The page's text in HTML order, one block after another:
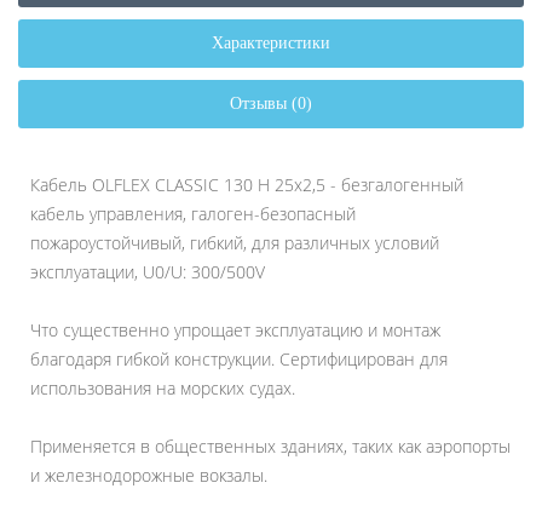
Характеристики
Отзывы (0)
Кабель OLFLEX CLASSIC 130 H 25x2,5 - безгалогенный
кабель управления, галоген-безопасный
пожароустойчивый, гибкий, для различных условий
эксплуатации, U0/U: 300/500V
Что существенно упрощает эксплуатацию и монтаж
благодаря гибкой конструкции. Сертифицирован для
использования на морских судах.
Применяется в общественных зданиях, таких как аэропорты
и железнодорожные вокзалы.